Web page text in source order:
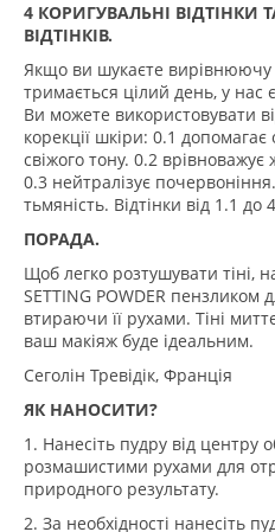
4 КОРИГУВАЛЬНІ
ВІДТІНКІВ.
Якщо ви шукаєте вирівнюючу
тримається цілий день, у нас
Ви можете використовувати
корекції шкіри: 0.1 допомагає
свіжого тону. 0.2 врівноважує
0.3 нейтралізує
тьмяність. Відтінки від 1.1
ПОРАДА.
Щоб легко розтушувати тіні,
SETTING POWDER пензликом
втираючи її рухами. Тіні
ваш макіяж буде ідеальним.
Сеголін Тревідік, Франція
ЯК НАНОСИТИ?
1. Нанесіть пудру від центру
розмашистими рухами для
природного результату.
2. За необхідності нанесіть